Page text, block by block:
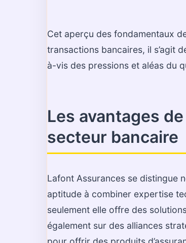
Cet aperçu des fondamentaux
transactions bancaires, il s’agit
à-vis des pressions et aléas du
Les avantages
secteur bancaire
Lafont Assurances se distingue
aptitude à combiner expertise
seulement elle offre des
également sur des alliances